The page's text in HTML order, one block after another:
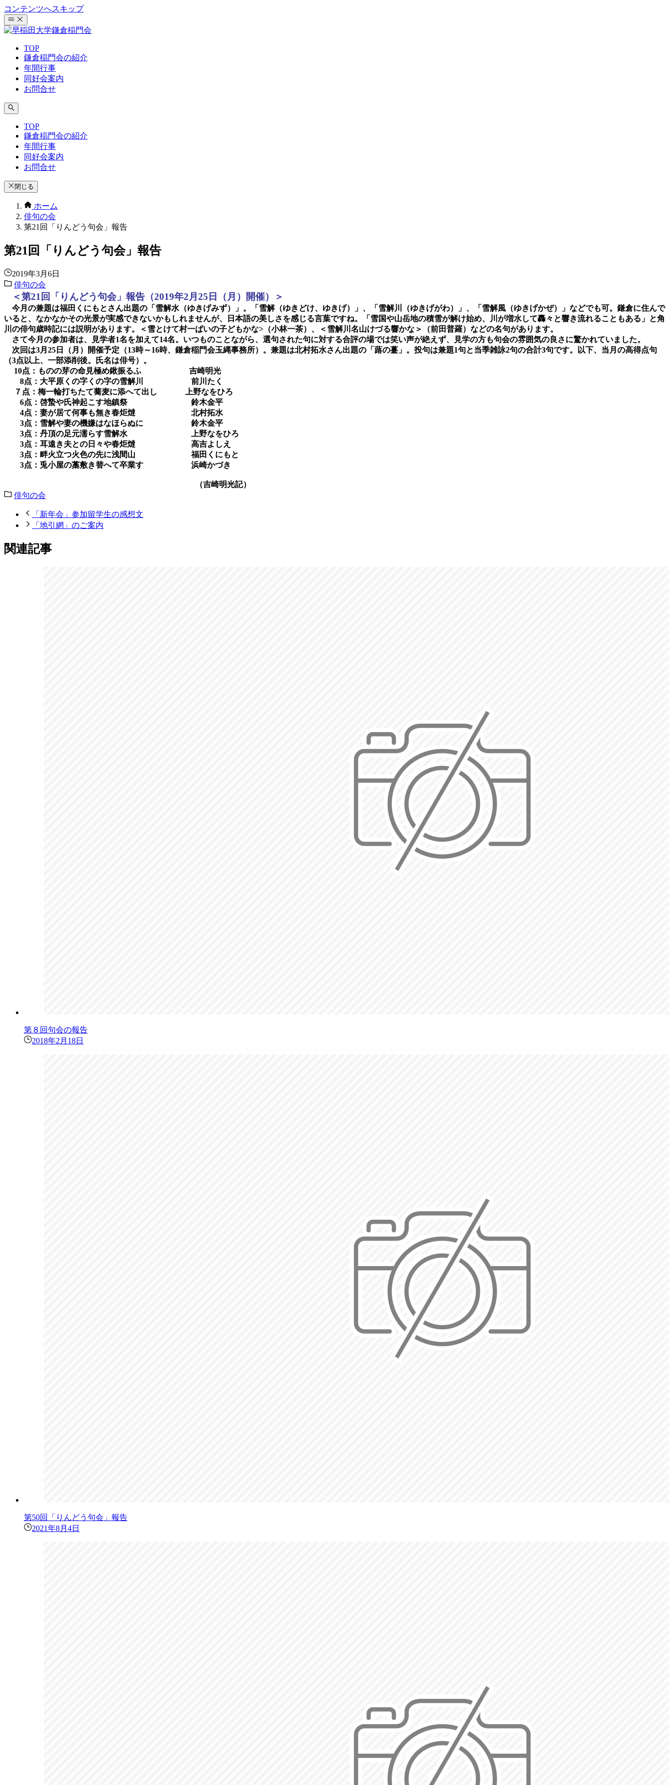
コンテンツへスキップ
TOP
鎌倉稲門会の紹介
年間行事
同好会案内
お問合せ
TOP
鎌倉稲門会の紹介
年間行事
同好会案内
お問合せ
閉じる
ホーム
俳句の会
第21回「りんどう句会」報告
第21回「りんどう句会」報告
2019年3月6日
俳句の会
＜第21 回「りんどう句会」報告（2019年2月25 日（月）開催）＞
今月の兼題は福田くにもとさん出題の「雪解水（ゆきげみず）」。「雪解（ゆきどけ、ゆきげ）」、「雪解川（ゆきげがわ）」、「雪解風（ゆきげかぜ）」などでも可。鎌倉に住んで
いると、なかなかその光景が実感できないかもしれませんが、日本語の美しさを感じる言葉ですね。「雪国や山岳地の積雪が解け始め、川が増水して轟々と響き流れることもある」と角
川の俳句歳時記には説明があります。＜雪とけて村一ぱいの子どもかな> （小林一茶）、＜雪解川名山けづる響かな＞（前田普羅）などの名句があります。
さて今月の参加者は、見学者1名を加えて14名。いつものことながら、選句された句に対する合評の場では笑い声が絶えず、見学の方も句会の雰囲気の良さに驚かれていました。
次回は3月 25 日（月）開催予定（13時～16時、鎌倉稲門会玉縄事務所）。兼題は北村拓水さん出題の「蕗の薹」。投句は兼題1句と当季雑詠2句の合計3句です。以下、当月の高得点句
（3点以上、一部添削後。氏名は俳号）。
10点：ものの芽の命見極め鍬振るふ 吉崎明光
8点：大平原くの字くの字の雪解川 前川たく
７点：梅一輪打ちたて蕎麦に添へて出し
上野なをひろ
6点：啓蟄や氏神起こす地鎮祭 鈴木金平
4点：妻が居て何事も無き春炬燵 北村拓水
3点：雪解や妻の機嫌はなほらぬに 鈴木金平
3点：丹頂の足元濡らす雪解水 上野なをひろ
3点：耳遠き夫との日々や春炬燵 高吉よしえ
3点：畔火立つ火色の先に浅間山 福田くにもと
3点：兎小屋の藁敷き替へて卒業す 浜崎かづき
（吉崎明光記）
俳句の会
「新年会」参加留学生の感想文
「地引網」のご案内
関連記事
第８回句会の報告
2018年2月18日
第50回「りんどう句会」報告
2021年8月4日